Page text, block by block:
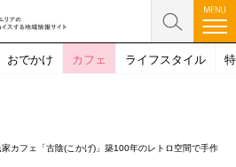
おでかけ カフェ ライフスタイル
家カフェ「古陰(こかげ)」築100年のレトロ空間で手作